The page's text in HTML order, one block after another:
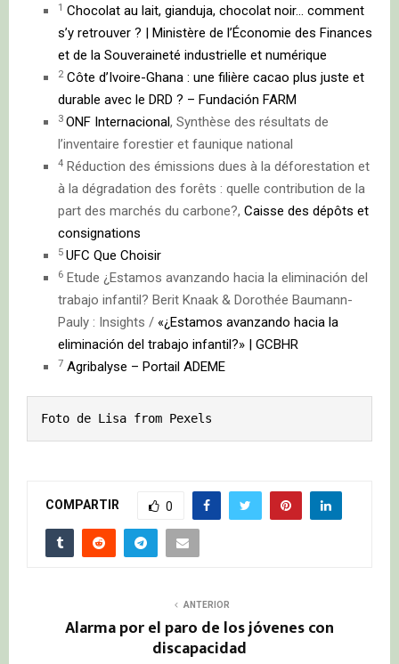
1 Chocolat au lait, gianduja, chocolat noir… comment
s’y retrouver ? | Ministère de l’Économie des Finances
et de la Souveraineté industrielle et numérique
2 Côte d’Ivoire-Ghana : une filière cacao plus juste et
durable avec le DRD ? – Fundación FARM
3 ONF Internacional, Synthèse des résultats de
l’inventaire forestier et faunique national
4 Réduction des émissions dues à la déforestation et
à la dégradation des forêts : quelle contribution de la
part des marchés du carbone?, Caisse des dépôts et
consignations
5 UFC Que Choisir
6 Etude ¿Estamos avanzando hacia la eliminación del
trabajo infantil? Berit Knaak & Dorothée Baumann-
Pauly : Insights / «¿Estamos avanzando hacia la
eliminación del trabajo infantil?» | GCBHR
7 Agribalyse – Portail ADEME
Foto de Lisa from Pexels
COMPARTIR 0
ANTERIOR
Alarma por el paro de los jóvenes con
discapacidad